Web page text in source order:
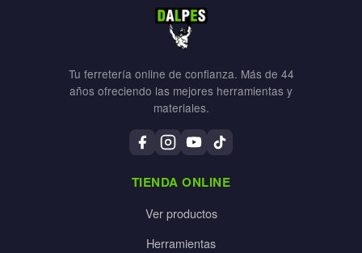
Tu ferretería online de confianza. Más de 44
años ofreciendo las mejores herramientas y
materiales.
TIENDA ONLINE
Ver productos
Herramientas